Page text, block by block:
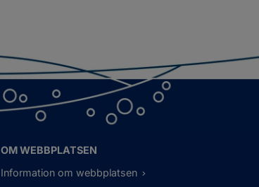
OM WEBBPLATSEN
Information om webbplatsen